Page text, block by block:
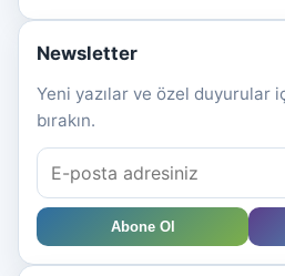
Newsletter
Yeni yazılar ve özel duyurular
bırakın.
Abone Ol